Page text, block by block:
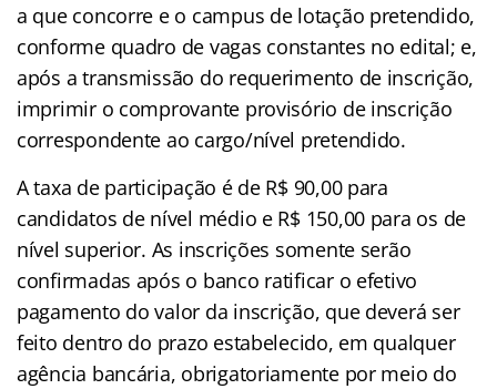
a que concorre e o campus de lotação pretendido,
conforme quadro de vagas constantes no edital; e,
após a transmissão do requerimento de inscrição,
imprimir o comprovante provisório de inscrição
correspondente ao cargo/nível pretendido.
A taxa de participação é de R$ 90,00 para
candidatos de nível médio e R$ 150,00 para os de
nível superior. As inscrições somente serão
confirmadas após o banco ratificar o efetivo
pagamento do valor da inscrição, que deverá ser
feito dentro do prazo estabelecido, em qualquer
agência bancária, obrigatoriamente por meio do